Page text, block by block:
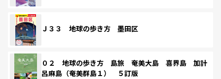
Ｊ３３ 地球の歩き方 墨田区
０２ 地球の歩き方 島旅 奄美大島 喜界島 加計
呂麻島（奄美群島１） ５訂版